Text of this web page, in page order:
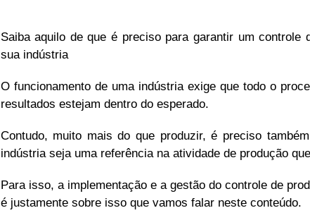
Saiba aquilo de que é preciso para garantir um controle
sua indústria
O funcionamento de uma indústria exige que todo o
resultados estejam dentro do esperado.
Contudo, muito mais do que produzir, é preciso
indústria seja uma referência na atividade de produção
Para isso, a implementação e a gestão do controle de
é justamente sobre isso que vamos falar neste conteúdo.